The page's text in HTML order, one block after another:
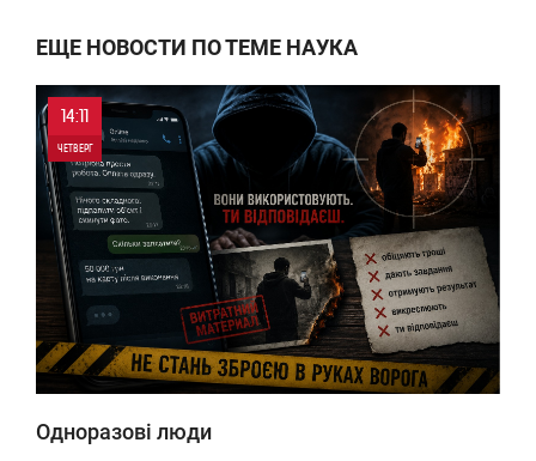
ЕЩЕ НОВОСТИ ПО ТЕМЕ НАУКА
14:11
ЧЕТВЕРГ
0
Одноразові люди